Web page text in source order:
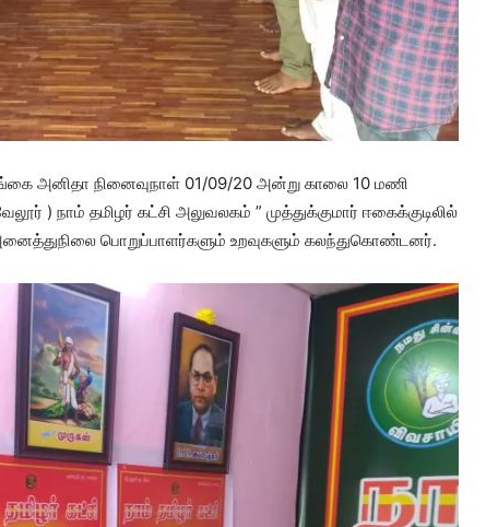
அனிதா நினைவுநாள் 01/09/20 அன்று காலை 10 மணி
) நாம் தமிழர் கட்சி அலுவலகம் ” முத்துக்குமார் ஈகைக்குடிலில்
பொறுப்பாளர்களும் உறவுகளும் கலந்துகொண்டனர்.